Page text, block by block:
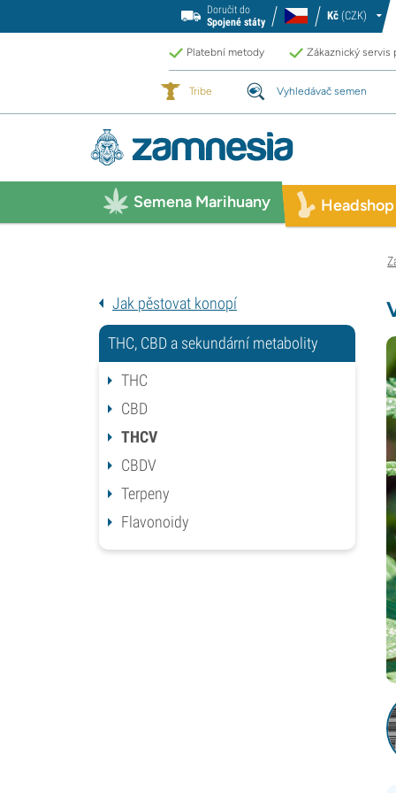
Doručit do
Spojené státy
Kč (CZK)
Platební metody Zákaznický servis
Tribe Vyhledávač semen
Semena Marihuany Headshop
Jak pěstovat konopí
THC, CBD a sekundární metabolity
THC
CBD
THCV
CBDV
Terpeny
Flavonoidy